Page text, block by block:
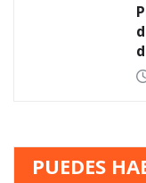
PUEDES